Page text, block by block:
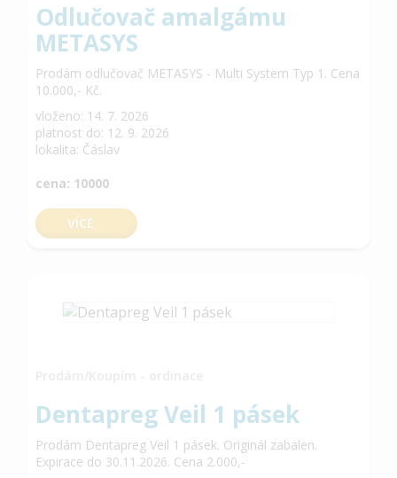
Odlučovač amalgámu
METASYS
Prodám odlučovač METASYS - Multi System Typ 1. Cena
10.000,- Kč.
vloženo: 14. 7. 2026
platnost do: 12. 9. 2026
lokalita: Čáslav
cena: 10000
VÍCE
Dentapreg Veil 1 pásek
Prodám Dentapreg Veil 1 pásek. Originál zabalen.
Expirace do 30.11.2026. Cena 2.000,-